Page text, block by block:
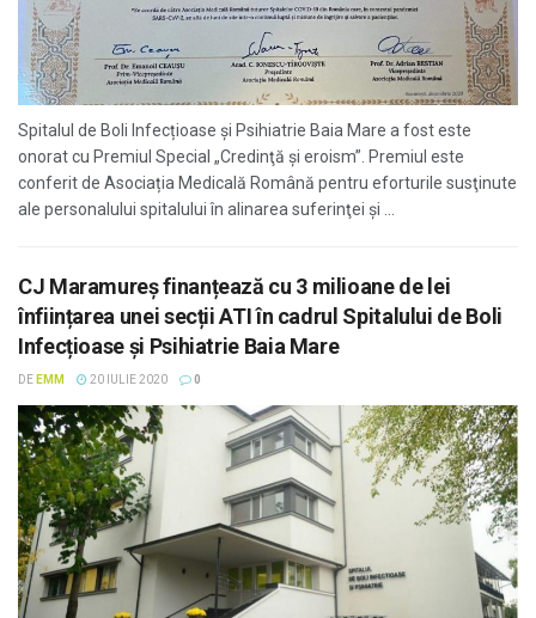
Spitalul de Boli Infecțioase și Psihiatrie Baia Mare a fost este
onorat cu Premiul Special „Credinţă şi eroism”. Premiul este
conferit de Asociația Medicală Română pentru eforturile susţinute
ale personalului spitalului în alinarea suferinţei şi ...
CJ Maramureș finanțează cu 3 milioane de lei
înființarea unei secții ATI în cadrul Spitalului de Boli
Infecțioase și Psihiatrie Baia Mare
DE EMM 20 IULIE 2020 0